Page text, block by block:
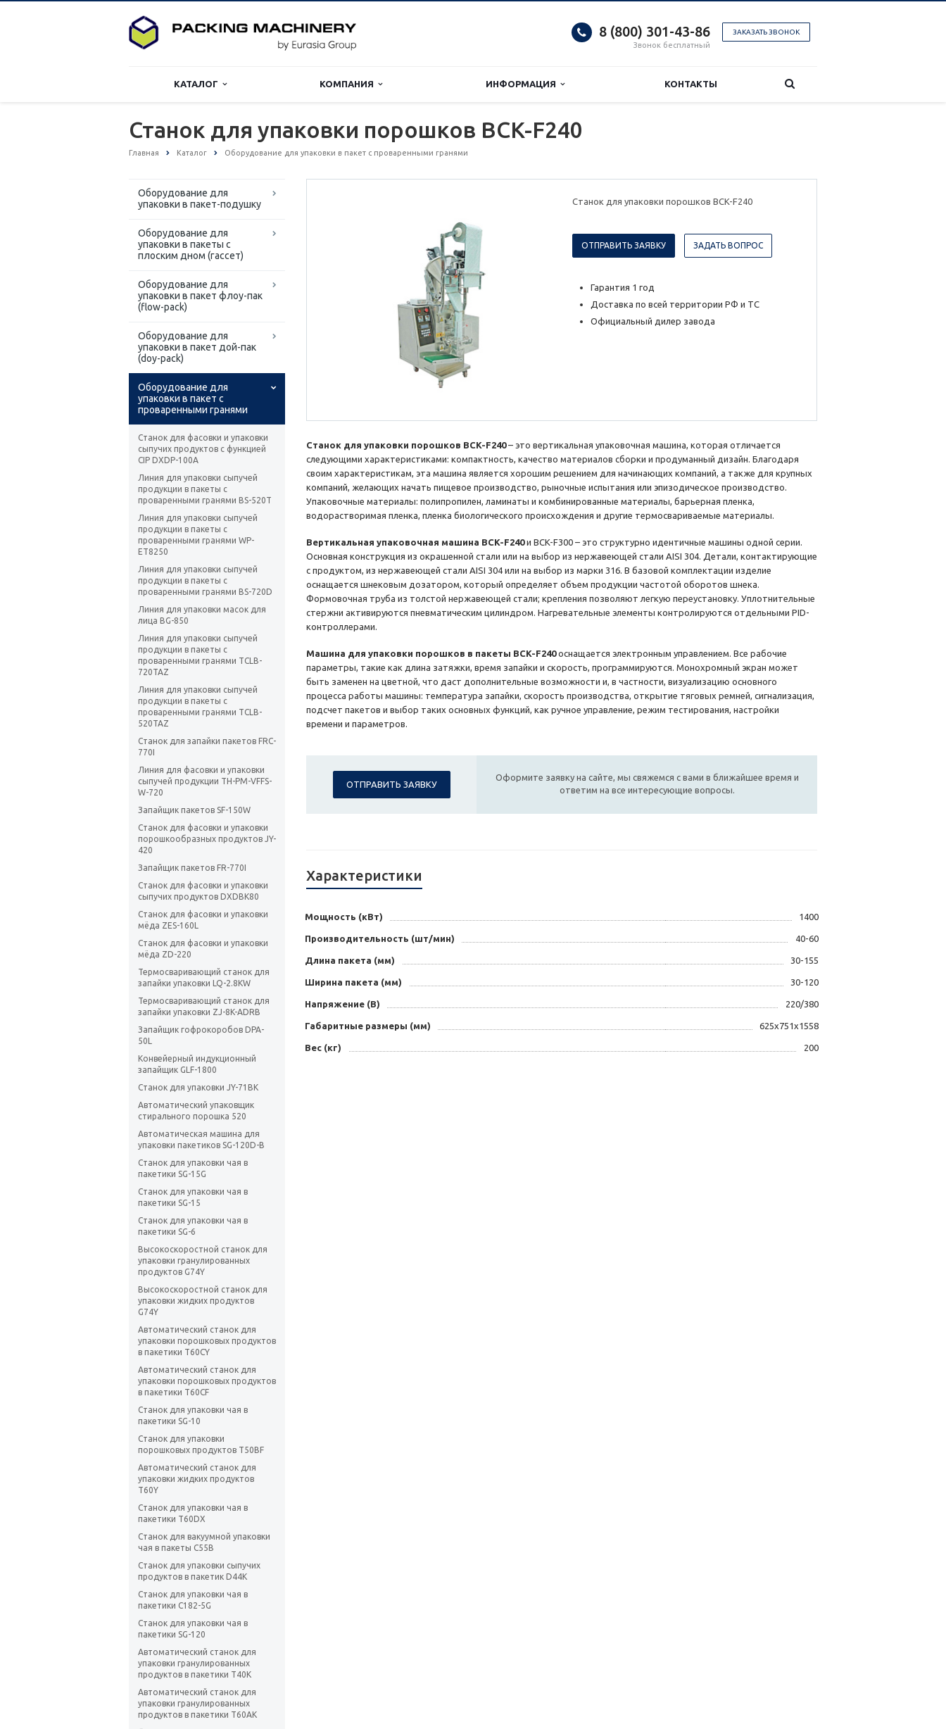
ЗАКАЗАТЬ ЗВОНОК
8 (800) 301-43-86
Звонок бесплатный
КАТАЛОГ КОМПАНИЯ ИНФОРМАЦИЯ КОНТАКТЫ
Станок для упаковки порошков BCK-F240
Главная Каталог Оборудование для упаковки в пакет с проваренными гранями
Оборудование для
упаковки в пакет-подушку
Оборудование для
упаковки в пакеты с
плоским дном (гассет)
Оборудование для
упаковки в пакет флоу-пак
(flow-pack)
Оборудование для
упаковки в пакет дой-пак
(doy-pack)
Оборудование для
упаковки в пакет с
проваренными гранями
Станок для фасовки и упаковки
сыпучих продуктов с функцией
CIP DXDP-100А
Линия для упаковки сыпучей
продукции в пакеты с
проваренными гранями BS-520T
Линия для упаковки сыпучей
продукции в пакеты с
проваренными гранями WP-
ET8250
Линия для упаковки сыпучей
продукции в пакеты с
проваренными гранями BS-720D
Линия для упаковки масок для
лица BG-850
Линия для упаковки сыпучей
продукции в пакеты с
проваренными гранями TCLB-
720TAZ
Линия для упаковки сыпучей
продукции в пакеты с
проваренными гранями TCLB-
520TAZ
Станок для запайки пакетов FRC-
770I
Линия для фасовки и упаковки
сыпучей продукции TH-PM-VFFS-
W-720
Запайщик пакетов SF-150W
Станок для фасовки и упаковки
порошкообразных продуктов JY-
420
Запайщик пакетов FR-770I
Станок для фасовки и упаковки
сыпучих продуктов DXDBK80
Станок для фасовки и упаковки
мёда ZES-160L
Станок для фасовки и упаковки
мёда ZD-220
Термосваривающий станок для
запайки упаковки LQ-2.8KW
Термосваривающий станок для
запайки упаковки ZJ-8K-ADRB
Запайщик гофрокоробов DPA-
50L
Конвейерный индукционный
запайщик GLF-1800
Станок для упаковки JY-71BK
Автоматический упаковщик
стирального порошка 520
Автоматическая машина для
упаковки пакетиков SG-120D-B
Станок для упаковки чая в
пакетики SG-15G
Станок для упаковки чая в
пакетики SG-15
Станок для упаковки чая в
пакетики SG-6
Высокоскоростной станок для
упаковки гранулированных
продуктов G74Y
Высокоскоростной станок для
упаковки жидких продуктов
G74Y
Автоматический станок для
упаковки порошковых продуктов
в пакетики T60CY
Автоматический станок для
упаковки порошковых продуктов
в пакетики T60CF
Станок для упаковки чая в
пакетики SG-10
Станок для упаковки
порошковых продуктов T50BF
Автоматический станок для
упаковки жидких продуктов
T60Y
Станок для упаковки чая в
пакетики T60DX
Станок для вакуумной упаковки
чая в пакеты C55B
Станок для упаковки сыпучих
продуктов в пакетик D44K
Станок для упаковки чая в
пакетики C182-5G
Станок для упаковки чая в
пакетики SG-120
Автоматический станок для
упаковки гранулированных
продуктов в пакетики T40K
Автоматический станок для
упаковки гранулированных
продуктов в пакетики T60AK
Станок для упаковки порошков BCK-F240
ОТПРАВИТЬ ЗАЯВКУ ЗАДАТЬ ВОПРОС
Гарантия 1 год
Доставка по всей территории РФ и ТС
Официальный дилер завода
Станок для упаковки порошков BCK-F240– это вертикальная упаковочная машина, которая отличается
следующими характеристиками: компактность, качество материалов сборки и продуманный дизайн. Благодаря
своим характеристикам, эта машина является хорошим решением для начинающих компаний, а также для крупных
компаний, желающих начать пищевое производство, рыночные испытания или эпизодическое производство.
Упаковочные материалы: полипропилен, ламинаты и комбинированные материалы, барьерная пленка,
водорастворимая пленка, пленка биологического происхождения и другие термосвариваемые материалы.
Вертикальная упаковочная машина BCK-F240и BCK-F300 – это структурно идентичные машины одной серии.
Основная конструкция из окрашенной стали или на выбор из нержавеющей стали AISI 304. Детали, контактирующие
с продуктом, из нержавеющей стали AISI 304 или на выбор из марки 316. В базовой комплектации изделие
оснащается шнековым дозатором, который определяет объем продукции частотой оборотов шнека.
Формовочная труба из толстой нержавеющей стали; крепления позволяют легкую переустановку. Уплотнительные
стержни активируются пневматическим цилиндром. Нагревательные элементы контролируются отдельными PID-
контроллерами.
Машина для упаковки порошков в пакеты BCK-F240оснащается электронным управлением. Все рабочие
параметры, такие как длина затяжки, время запайки и скорость, программируются. Монохромный экран может
быть заменен на цветной, что даст дополнительные возможности и, в частности, визуализацию основного
процесса работы машины: температура запайки, скорость производства, открытие тяговых ремней, сигнализация,
подсчет пакетов и выбор таких основных функций, как ручное управление, режим тестирования, настройки
времени и параметров.
ОТПРАВИТЬ ЗАЯВКУ
Оформите заявку на сайте, мы свяжемся с вами в ближайшее время и
ответим на все интересующие вопросы.
Характеристики
Мощность (кВт) 1400
Производительность (шт/мин) 40-60
Длина пакета (мм) 30-155
Ширина пакета (мм) 30-120
Напряжение (В) 220/380
Габаритные размеры (мм) 625x751x1558
Вес (кг) 200